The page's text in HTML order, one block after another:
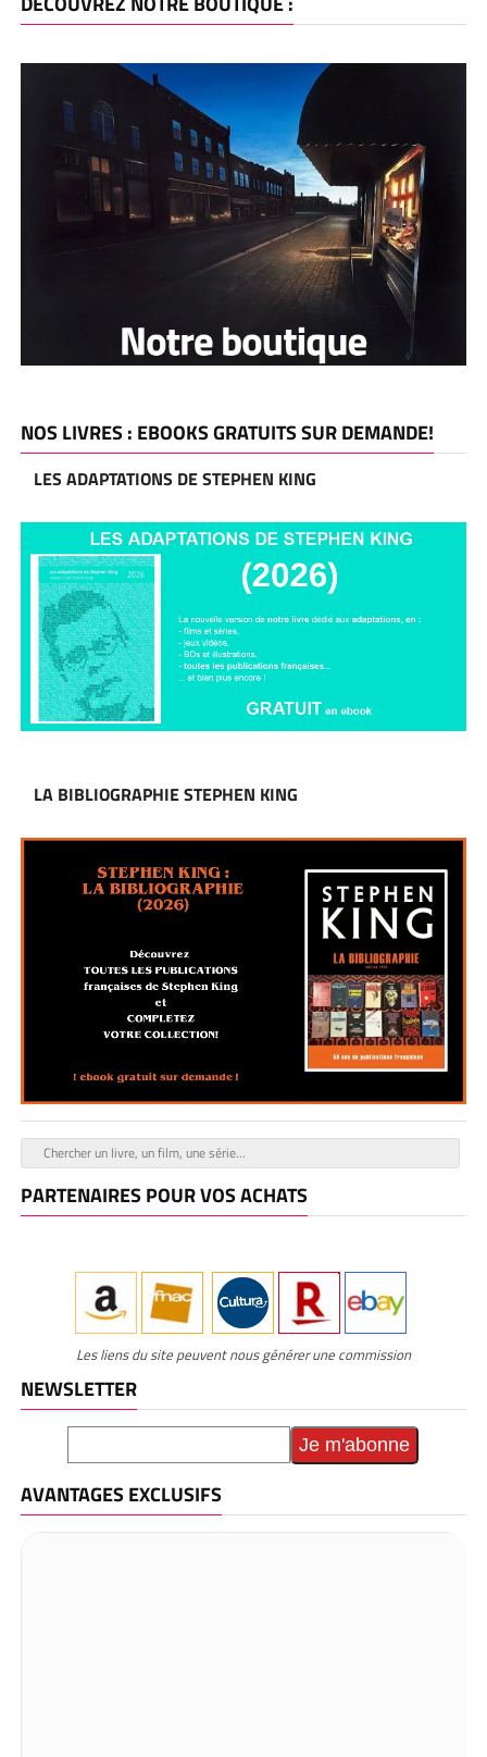
NOS LIVRES : EBOOKS GRATUITS SUR DEMANDE!
LES ADAPTATIONS DE STEPHEN KING
LA BIBLIOGRAPHIE STEPHEN KING
PARTENAIRES POUR VOS ACHATS
Les liens du site peuvent nous générer une commission
NEWSLETTER
AVANTAGES EXCLUSIFS